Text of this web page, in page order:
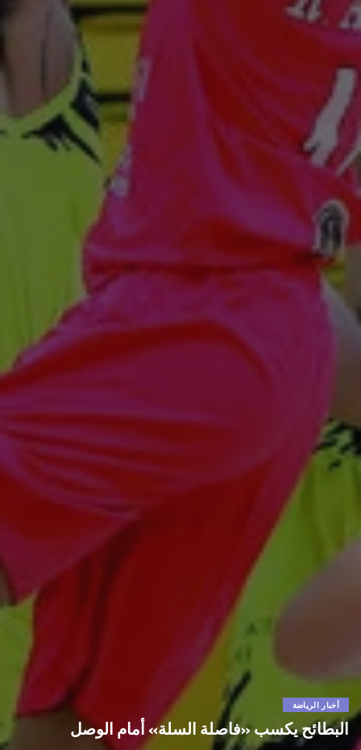
أخبار الرياضة
البطائح يكسب «فاصلة السلة» أمام الوصل